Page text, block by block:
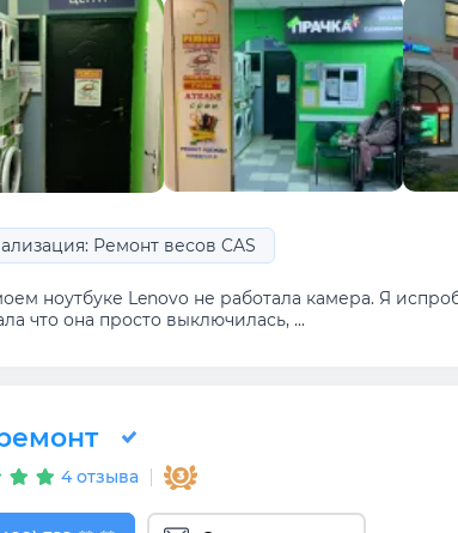
Ремонт весов CAS
ноутбуке Lenovo не работала камера. Я
что она просто выключилась, ...
4 отзыва